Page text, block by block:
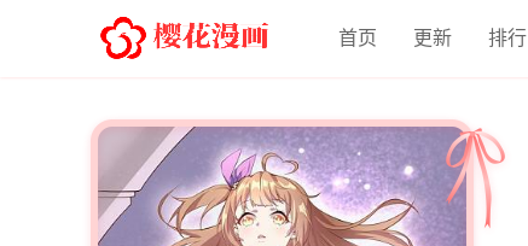
首页 更新 排行